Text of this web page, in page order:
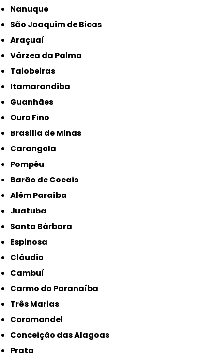
Nanuque
São Joaquim de Bicas
Araçuaí
Várzea da Palma
Taiobeiras
Itamarandiba
Guanhães
Ouro Fino
Brasília de Minas
Carangola
Pompéu
Barão de Cocais
Além Paraíba
Juatuba
Santa Bárbara
Espinosa
Cláudio
Cambuí
Carmo do Paranaíba
Três Marias
Coromandel
Conceição das Alagoas
Prata